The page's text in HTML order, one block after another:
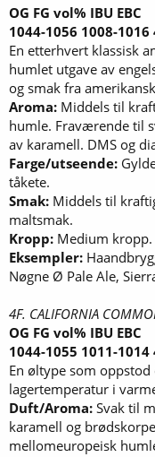
OG FG vol% IBU EBC
1044-1056 1008-1016
En etterhvert klassisk
humlet utgave av
og smak fra
Aroma: Middels til
humle. Fraværende til
av karamell. DMS og
Farge/utseende:
tåkete.
Smak: Middels til
maltsmak.
Kropp: Medium
Eksempler:
Nøgne Ø Pale Ale,
4F. CALIFORNIA
OG FG vol% IBU EBC
1044-1055 1011-1014
En øltype som
lagertemperatur i
Duft/Aroma: Svak til
karamell og
mellomeuropeisk